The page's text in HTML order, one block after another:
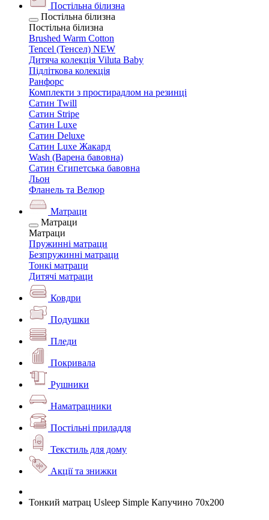
Постільна білизна
Постільна білизна
Постільна білизна
Brushed Warm Cotton
Tencel (Тенсел) NEW
Дитяча колекція Viluta Baby
Підліткова колекція
Ранфорс
Комплекти з простирадлом на резинці
Сатин Twill
Сатин Stripe
Сатин Luxe
Сатин Deluxe
Сатин Luxe Жакард
Wash (Варена бавовна)
Сатин Єгипетська бавовна
Льон
Фланель та Велюр
Матраци
Матраци
Матраци
Пружинні матраци
Безпружинні матраци
Тонкі матраци
Дитячі матраци
Ковдри
Подушки
Пледи
Покривала
Рушники
Наматрацники
Постільні приладдя
Текстиль для дому
Акції та знижки
Тонкий матрац Usleep Simple Капучино 70х200